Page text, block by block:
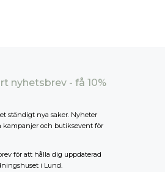
nyhetsbrev - få 10%
ständigt nya saker. Nyheter
kampanjer och butiksevent för
för att hålla dig uppdaterad
i Lund.